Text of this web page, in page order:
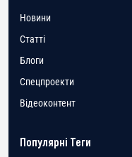
Новини
Статті
Блоги
Спецпроекти
Відеоконтент
Популярні Теги